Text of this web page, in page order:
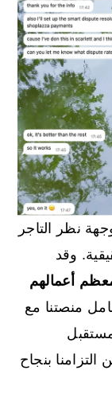
نظر التاجر
وقد
أعمالهم
منصتنا مع
بنجاح